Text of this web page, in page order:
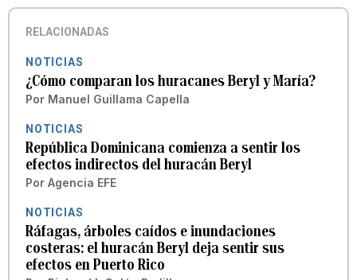
RELACIONADAS
NOTICIAS
¿Cómo comparan los huracanes Beryl y María?
Por Manuel Guillama Capella
NOTICIAS
República Dominicana comienza a sentir los
efectos indirectos del huracán Beryl
Por Agencia EFE
NOTICIAS
Ráfagas, árboles caídos e inundaciones
costeras: el huracán Beryl deja sentir sus
efectos en Puerto Rico